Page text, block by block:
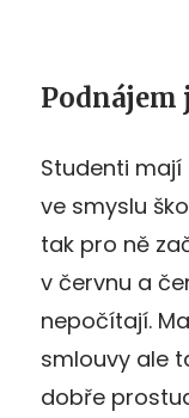
Podnájem
Studenti
ve smyslu
tak pro ně
v červnu a
nepočítají.
smlouvy ale
dobře